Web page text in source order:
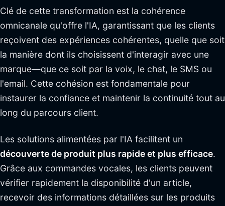
Clé de cette transformation est la cohérence
omnicanale qu'offre l'IA, garantissant que les clients
reçoivent des expériences cohérentes, quelle que soit
la manière dont ils choisissent d'interagir avec une
marque—que ce soit par la voix, le chat, le SMS ou
l'email. Cette cohésion est fondamentale pour
instaurer la confiance et maintenir la continuité tout au
long du parcours client.
Les solutions alimentées par l'IA facilitent un
découverte de produit plus rapide et plus efficace.
Grâce aux commandes vocales, les clients peuvent
vérifier rapidement la disponibilité d'un article,
recevoir des informations détaillées sur les produits